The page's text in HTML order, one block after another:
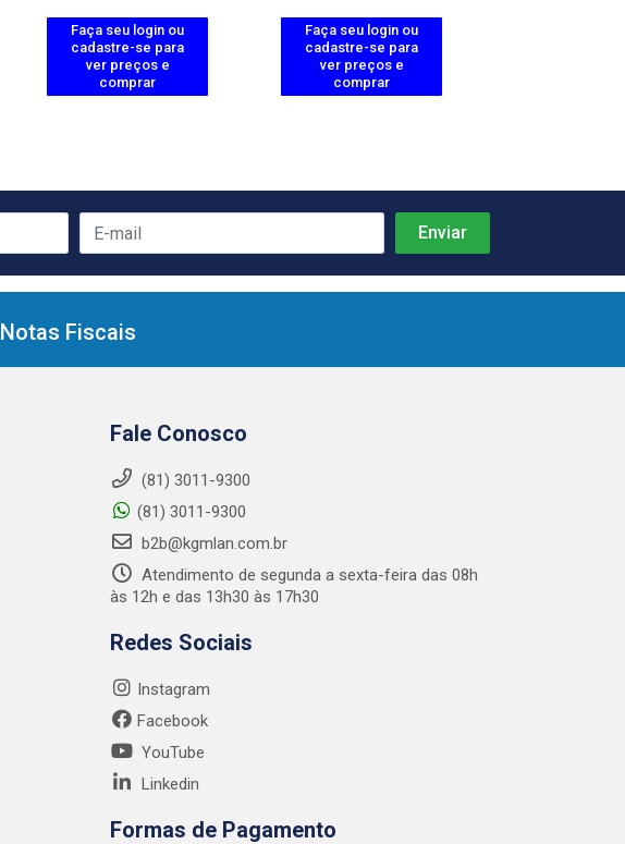
Faça seu login ou
cadastre-se para
ver preços e
comprar
Faça seu login ou
cadastre-se para
ver preços e
comprar
Notas Fiscais
Fale Conosco
(81) 3011-9300
(81) 3011-9300
b2b@kgmlan.com.br
Atendimento de segunda a sexta-feira das 08h
às 12h e das 13h30 às 17h30
Redes Sociais
Instagram
Facebook
YouTube
Linkedin
Formas de Pagamento